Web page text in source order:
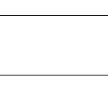
Pernik